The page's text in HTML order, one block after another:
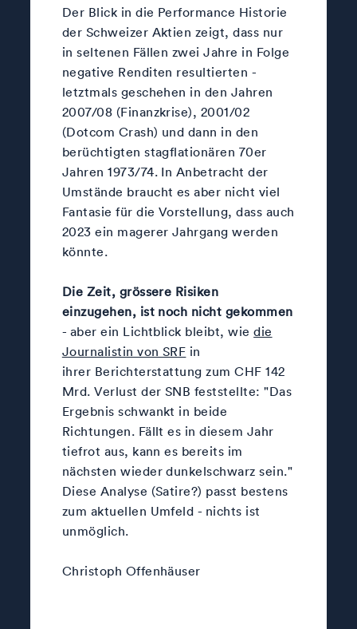
Der Blick in die Performance Historie
der Schweizer Aktien zeigt, dass nur
in seltenen Fällen zwei Jahre in Folge
negative Renditen resultierten -
letztmals geschehen in den Jahren
2007/08 (Finanzkrise), 2001/02
(Dotcom Crash) und dann in den
berüchtigten stagflationären 70er
Jahren 1973/74. In Anbetracht der
Umstände braucht es aber nicht viel
Fantasie für die Vorstellung, dass auch
2023 ein magerer Jahrgang werden
könnte.
Die Zeit, grössere Risiken
einzugehen, ist noch nicht gekommen
- aber ein Lichtblick bleibt, wiedie
Journalistin von SRF in
ihrer Berichterstattung zum CHF 142
Mrd. Verlust der SNB feststellte: "Das
Ergebnis schwankt in beide
Richtungen. Fällt es in diesem Jahr
tiefrot aus, kann es bereits im
nächsten wieder dunkelschwarz sein."
Diese Analyse (Satire?) passt bestens
zum aktuellen Umfeld - nichts ist
unmöglich.
Christoph Offenhäuser